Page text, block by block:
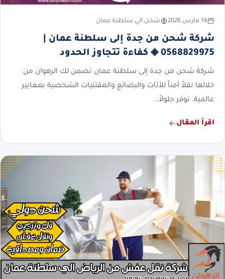
14 مارس 2026 شحن الي سلطنة عمان
شركة شحن من جدة إلى سلطنة عمان |
0568829975 ◈ كفاءة تتجاوز الحدود
شركة شحن من جدة إلى سلطنة عمان تضمن لك الرهوان من
خلالها نقلاً آمناً للأثاث والبضائع والمقتنيات الشخصية بمعايير
عالمية. نوفر حلولاً…
اقرأ المقال